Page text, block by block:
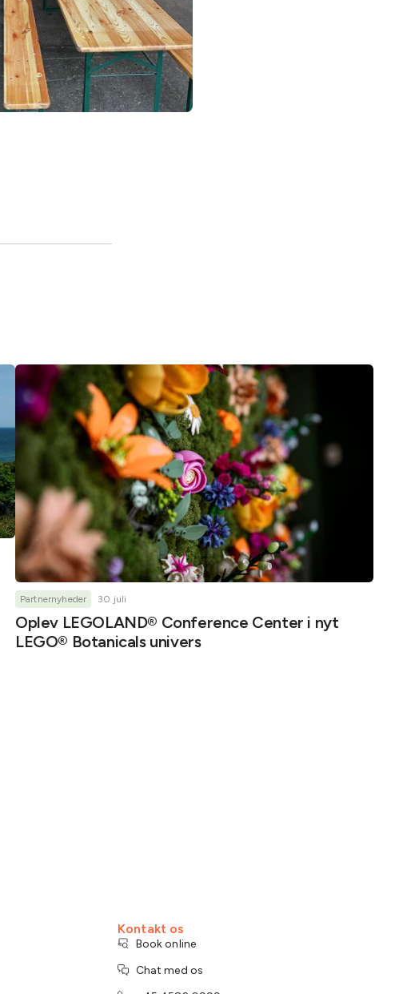
Partnernyheder 30 juli
Oplev LEGOLAND® Conference Center i nyt
LEGO® Botanicals univers
Kontakt os
Book online
Chat med os